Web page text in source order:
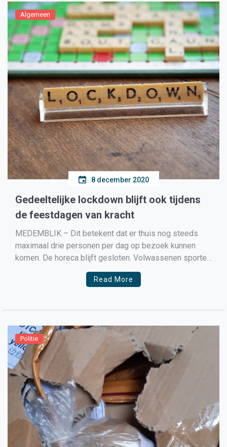
Algemeen
8 december 2020
Gedeeltelijke lockdown blijft ook tijdens
de feestdagen van kracht
MEDEMBLIK – Dit betekent dat er thuis nog steeds
maximaal drie personen per dag op bezoek kunnen
komen. De horeca blijft gesloten. Volwassenen sporten
alleen op anderhalve meter afstand. Er blijft een
dringend advies om thuis te werken, tenzij het echt niet
Read More
Politie